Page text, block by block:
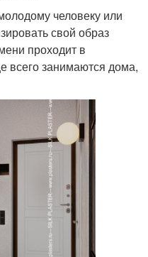
человеку или
свой образ
проходит в
всего занимаются дома,